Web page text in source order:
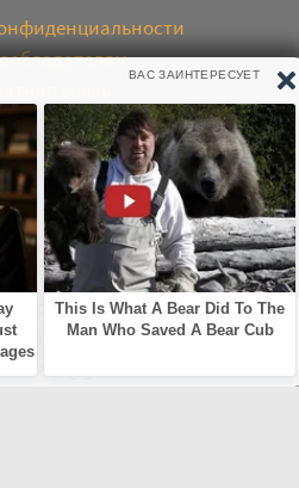
О САЙТЕ
аудиокниг. Более 20000
Слушайте аудиокниги
регистрации. По любым
на почту: